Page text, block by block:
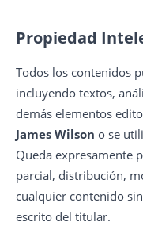
Propiedad
Todos los contenidos
incluyendo textos,
demás elementos
James Wilson o se
Queda expresamente
parcial, distribución,
cualquier contenido
escrito del titular.